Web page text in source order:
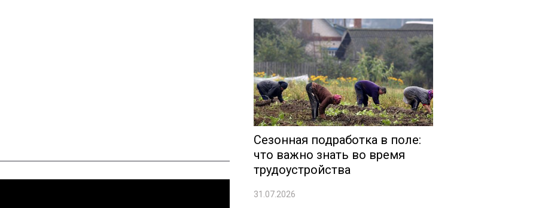
Сезонная подработка в поле:
что важно знать во время
трудоустройства
31.07.2026